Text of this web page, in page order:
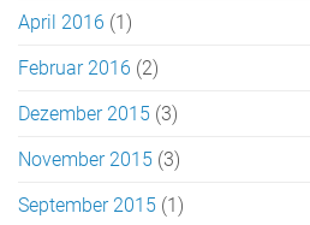
April 2016 (1)
Februar 2016 (2)
Dezember 2015 (3)
November 2015 (3)
September 2015 (1)